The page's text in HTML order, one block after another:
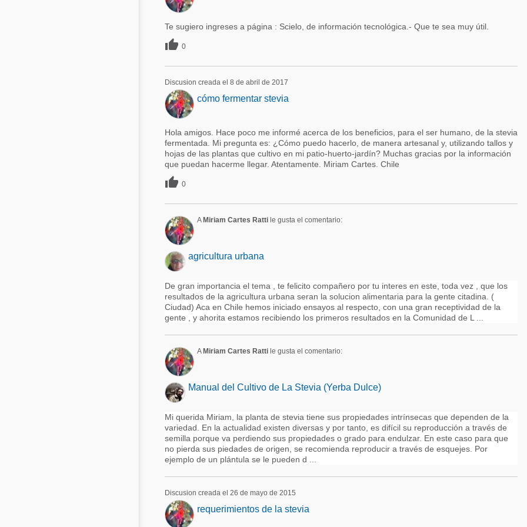
Te sugiero ingreses a página : Scielo, de información tecnológica.- Que te sea muy útil.
 0
Discusion creada el 8 de abril de 2017
cómo fermentar stevia
Hola amigos. Hace poco me informé acerca de los beneficios, para el ser humano, de la stevia
fermentada. Mi pregunta es: ¿Cómo puedo hacerlo, de manera artesanal y, utilizando tallos y
hojas de las plantas que cultivo en mi patio-huerto-jardín? Muchas gracias por la información
que puedan hacerme llegar. Atentamente. Miriam Cartes. Chile
 0
A Miriam Cartes Rattile gusta el comentario:
agricultura urbana
De gran importancia el tema , te felicito compañero por tu interes en este, toda vez , que los
resultados de la agricultura urbana seran la solucion alimentaria para la gente citadina. (
Ciudad) Aca en Chile hemos iniciado ensayos al respecto, con una gran receptividad de la
gente , y ahorita estamos recibiendo los primeros resultados en la Comunidad de L ...
A Miriam Cartes Rattile gusta el comentario:
Manual del Cultivo de La Stevia (Yerba Dulce)
Mi querida Miriam, la planta de stevia tiene sus propiedades intrínsecas que dependen de la
variedad. En la actualidad existen diversas y por tanto, es difícil su reproducción a través de
semilla porque va perdiendo sus propiedades o grado para endulzar. En este caso para que
no pierda sus piedades de origen, se recomienda reproducir a través de esquejes. Por
ejemplo de un plántula se le pueden d ...
Discusion creada el 26 de mayo de 2015
requerimientos de la stevia